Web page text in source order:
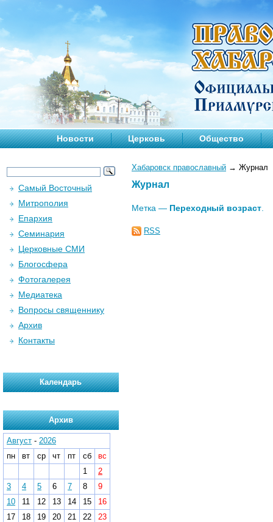
Новости Церковь Общество
Хабаровск православный → Журнал
Журнал
Метка — Переходный возраст
RSS
Самый Восточный
Митрополия
Епархия
Семинария
Церковные СМИ
Блогосфера
Фотогалерея
Медиатека
Вопросы священнику
Архив
Контакты
Календарь
Архив
Август - 2026
пн
вт ср чт пт сб
вс
1
2
3
4 5 6 7 8
9
10
11 12 13 14 15
16
17
18 19 20 21 22
23